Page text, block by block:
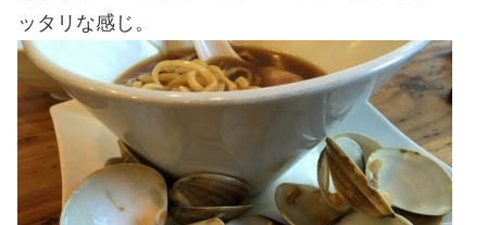
ッタリな感じ。